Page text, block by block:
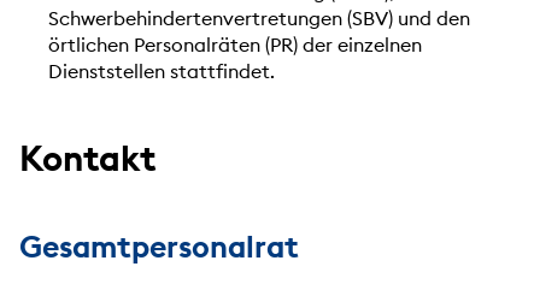
Schwerbehindertenvertretungen (SBV) und den
örtlichen Personalräten (PR) der einzelnen
Dienststellen stattfindet.
Kontakt
Gesamtpersonalrat